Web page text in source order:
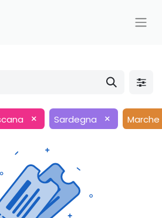
× Sardegna × Marche